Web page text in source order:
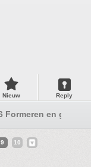
Nieuw Reply
en gedoe
9 10